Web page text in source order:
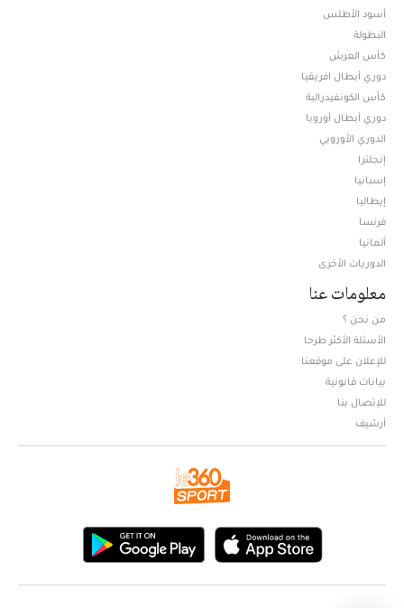
أسود الأطلس
البطولة
كأس العرش
دوري أبطال افريقيا
كأس الكونفيدرالية
دوري أبطال أوروبا
الدوري الأوروبي
إنجلترا
إسبانيا
إيطاليا
فرنسا
ألمانيا
الدوريات الأخرى
معلومات عنا
من نحن ؟
الأسئلة الأكثر طرحا
للإعلان على موقعنا
بيانات قانونية
للإتصال بنا
أرشيف